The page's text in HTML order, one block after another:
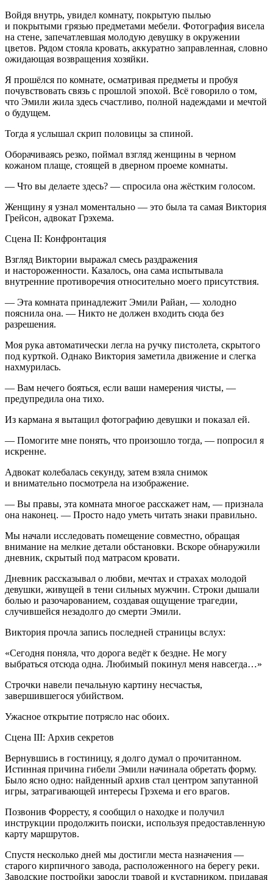
Войдя внутрь, увидел комнату, покрытую пылью
и покрытыми грязью предметами мебели. Фотография висела
на стене, запечатлевшая молодую девушку в окружении
цветов. Рядом стояла кровать, аккуратно заправленная, словно
ожидающая возвращения хозяйки.
Я прошёлся по комнате, осматривая предметы и пробуя
почувствовать связь с прошлой эпохой. Всё говорило о том,
что Эмили жила здесь счастливо, полной надеждами и мечтой
о будущем.
Тогда я услышал скрип половицы за спиной.
Оборачиваясь резко, поймал взгляд женщины в черном
кожаном плаще, стоящей в дверном проеме комнаты.
— Что вы делаете здесь? — спросила она жёстким голосом.
Женщину я узнал моментально — это была та самая Виктория
Грейсон, адвокат Грэхема.
Сцена II: Конфронтация
Взгляд Виктории выражал смесь раздражения
и настороженности. Казалось, она сама испытывала
внутренние противоречия относительно моего присутствия.
— Эта комната принадлежит Эмили Райан, — холодно
пояснила она. — Никто не должен входить сюда без
разрешения.
Моя рука автоматически легла на ручку пистолета, скрытого
под курткой. Однако Виктория заметила движение и слегка
нахмурилась.
— Вам нечего бояться, если ваши намерения чисты, —
предупредила она тихо.
Из кармана я вытащил фотографию девушки и показал ей.
— Помогите мне понять, что произошло тогда, — попросил я
искренне.
Адвокат колебалась секунду, затем взяла снимок
и внимательно посмотрела на изображение.
— Вы правы, эта комната многое расскажет нам, — признала
она наконец. — Просто надо уметь читать знаки правильно.
Мы начали исследовать помещение совместно, обращая
внимание на мелкие детали обстановки. Вскоре обнаружили
дневник, скрытый под матрасом кровати.
Дневник рассказывал о любви, мечтах и страхах молодой
девушки, живущей в тени сильных мужчин. Строки дышали
болью и разочарованием, создавая ощущение трагедии,
случившейся незадолго до смерти Эмили.
Виктория прочла запись последней страницы вслух:
«Сегодня поняла, что дорога ведёт к бездне. Не могу
выбраться отсюда одна. Любимый покинул меня навсегда…»
Строчки навели печальную картину несчастья,
завершившегося убийством.
Ужасное открытие потрясло нас обоих.
Сцена III: Архив секретов
Вернувшись в гостиницу, я долго думал о прочитанном.
Истинная причина гибели Эмили начинала обретать форму.
Было ясно одно: найденный архив стал центром запутанной
игры, затрагивающей интересы Грэхема и его врагов.
Позвонив Форресту, я сообщил о находке и получил
инструкции продолжить поиски, используя предоставленную
карту маршрутов.
Спустя несколько дней мы достигли места назначения —
старого кирпичного завода, расположенного на берегу реки.
Заводские постройки заросли травой и кустарником, придавая